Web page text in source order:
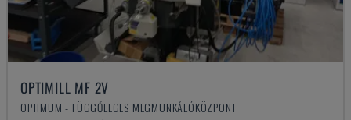
OPTIMILL MF 2V
OPTIMUM - FÜGGŐLEGES MEGMUNKÁLÓKÖZPONT